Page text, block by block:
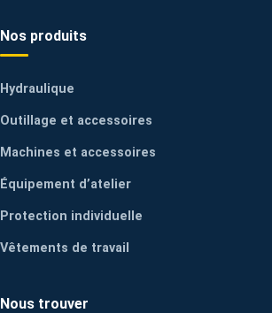
Nos produits
Hydraulique
Outillage et accessoires
Machines et accessoires
Équipement d’atelier
Protection individuelle
Vêtements de travail
Nous trouver